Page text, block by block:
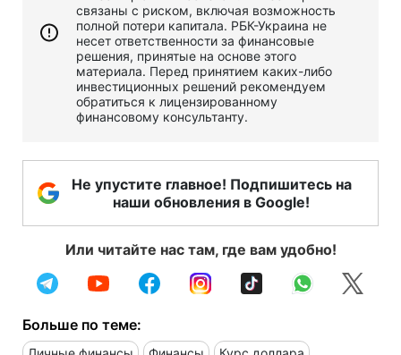
связаны с риском, включая возможность
полной потери капитала. РБК-Украина не
несет ответственности за финансовые
решения, принятые на основе этого
материала. Перед принятием каких-либо
инвестиционных решений рекомендуем
обратиться к лицензированному
финансовому консультанту.
Не упустите главное! Подпишитесь на
наши обновления в Google!
Или читайте нас там, где вам удобно!
Больше по теме: